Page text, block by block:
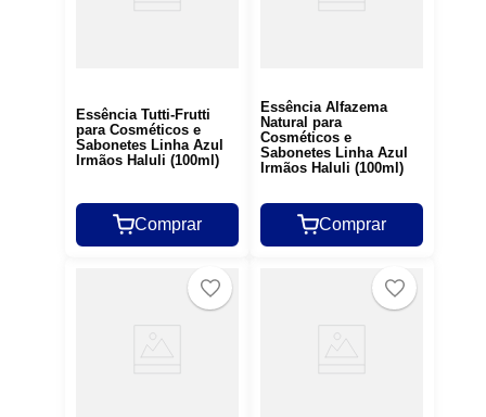
Essência Tutti-Frutti
para Cosméticos e
Sabonetes Linha Azul
Irmãos Haluli (100ml)
Comprar
Essência Alfazema
Natural para
Cosméticos e
Sabonetes Linha Azul
Irmãos Haluli (100ml)
Comprar